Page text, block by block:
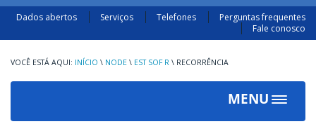
Dados abertos Serviços Telefones
Perguntas frequentes
Fale conosco
INÍCIO \ NODE \ EST SOF R \ RECORRÊNCIA
MENU
Toggle